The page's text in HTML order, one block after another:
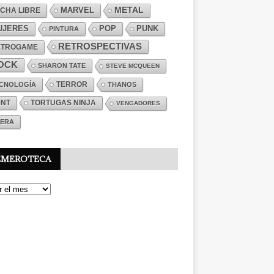
LIBRE MARVEL METAL
PINTURA POP PUNK
RETROSPECTIVAS
SHARON TATE STEVE MCQUEEN
TERROR THANOS
TORTUGAS NINJA VENGADORES